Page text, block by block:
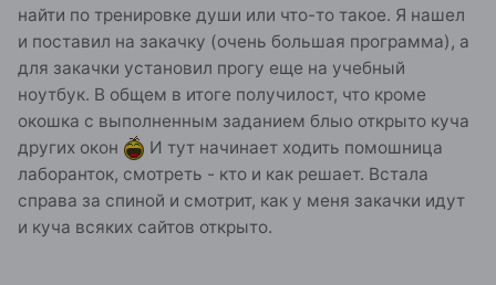
найти по тренировке души или что-то такое. Я нашел
и поставил на закачку (очень большая программа), а
для закачки установил прогу еще на учебный
ноутбук. В общем в итоге получилост, что кроме
окошка с выполненным заданием блыо открыто куча
других окон
И тут начинает ходить помошница
лаборанток, смотреть - кто и как решает. Встала
справа за спиной и смотрит, как у меня закачки идут
и куча всяких сайтов открыто.